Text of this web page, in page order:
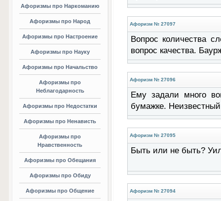
Афоризмы про Наркоманию
Афоризмы про Народ
Афоризмы про Настроение
Афоризмы про Науку
Афоризмы про Начальство
Афоризмы про
Неблагодарность
Афоризмы про Недостатки
Афоризмы про Ненависть
Афоризмы про
Нравственность
Афоризмы про Обещания
Афоризмы про Обиду
Афоризмы про Общение
Афоризм № 27097
Вопрос количества
вопрос качества.
Афоризм № 27096
Ему задали много
бумажке.
Афоризм № 27095
Быть или не быть?
Афоризм № 27094